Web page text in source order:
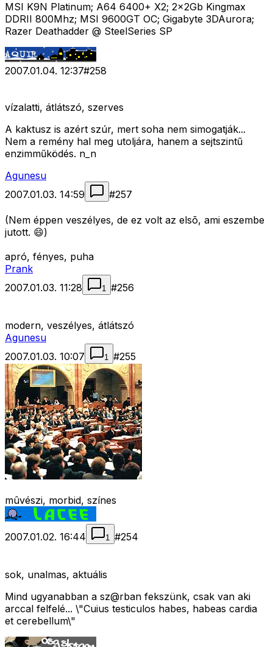
MSI K9N Platinum; A64 6400+ X2; 2x2Gb Kingmax
DDRII 800Mhz; MSI 9600GT OC; Gigabyte 3DAurora;
Razer Deathadder @ SteelSeries SP
2007.01.04. 12:37#258
vízalatti, átlátszó, szerves
A kaktusz is azért szúr, mert soha nem simogatják...
Nem a remény hal meg utoljára, hanem a sejtszintű
enzimműködés. n_n
Agunesu
2007.01.03. 14:59
#257
(Nem éppen veszélyes, de ez volt az elsõ, ami eszembe
jutott. 😄)
apró, fényes, puha
Prank
2007.01.03. 11:28
1 #256
modern, veszélyes, átlátszó
Agunesu
2007.01.03. 10:07
1 #255
mûvészi, morbid, színes
2007.01.02. 16:44 1 #254
sok, unalmas, aktuális
Mind ugyanabban a sz@rban fekszünk, csak van aki
arccal felfelé... \"Cuius testiculos habes, habeas cardia
et cerebellum\"